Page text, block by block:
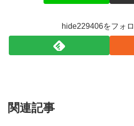
hide229406をフォ
関連記事